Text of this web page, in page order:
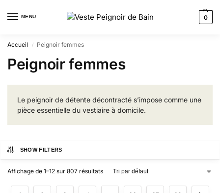
MENU 0
Accueil / Peignoir femmes
Peignoir femmes
Le peignoir de détente décontracté s’impose comme une
pièce essentielle du vestiaire à domicile.
SHOW FILTERS
Affichage de 1–12 sur 807 résultats